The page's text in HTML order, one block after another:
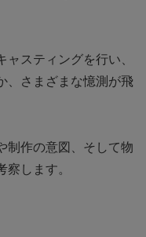
スティングを行い、
、さまざまな憶測が飛
制作の意図、そして物
します。